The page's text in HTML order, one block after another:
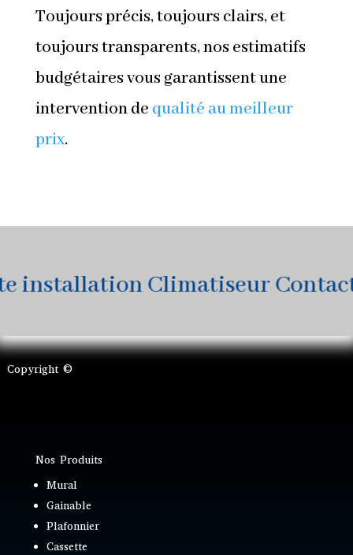
Toujours précis, toujours clairs, et
toujours transparents, nos estimatifs
budgétaires vous garantissent une
intervention de qualité au meilleur
prix.
Climatiseur
Copyright ©
Nos Produits
Mural
Gainable
Plafonnier
Cassette